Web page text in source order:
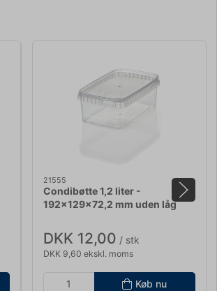
21555
Condibøtte 1,2 liter -
192x129x72,2 mm uden låg
DKK 12,00 / stk
DKK 9,60 ekskl. moms
Køb nu